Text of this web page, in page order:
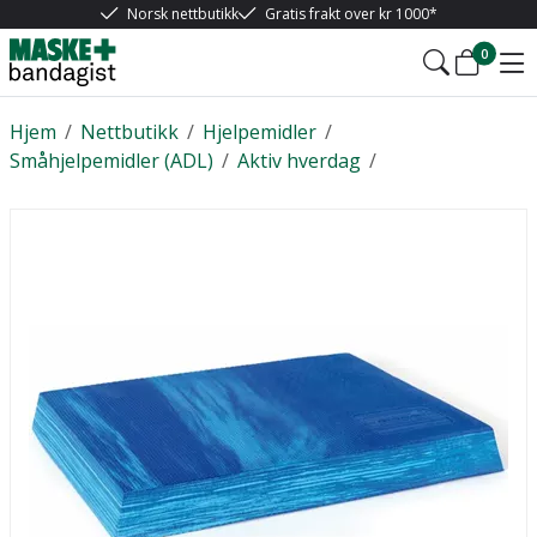
Norsk nettbutikk Gratis frakt over kr 1000*
0
/
Hjem /
Nettbutikk /
Hjelpemidler
/
Småhjelpemidler (ADL) /
Aktiv hverdag